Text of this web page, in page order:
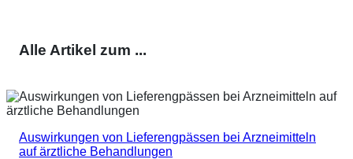
Alle Artikel zum ...
Auswirkungen von Lieferengpässen bei Arzneimitteln
auf ärztliche Behandlungen